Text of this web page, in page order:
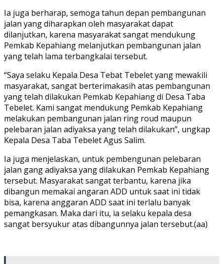
Ia juga berharap, semoga tahun depan pembangunan
jalan yang diharapkan oleh masyarakat dapat
dilanjutkan, karena masyarakat sangat mendukung
Pemkab Kepahiang melanjutkan pembangunan jalan
yang telah lama terbangkalai tersebut.
“Saya selaku Kepala Desa Tebat Tebelet yang mewakili
masyarakat, sangat berterimakasih atas pembangunan
yang telah dilakukan Pemkab Kepahiang di Desa Taba
Tebelet. Kami sangat mendukung Pemkab Kepahiang
melakukan pembangunan jalan ring roud maupun
pelebaran jalan adiyaksa yang telah dilakukan”, ungkap
Kepala Desa Taba Tebelet Agus Salim.
Ia juga menjelaskan, untuk pembengunan pelebaran
jalan gang adiyaksa yang dilakukan Pemkab Kepahiang
tersebut. Masyarakat sangat terbantu, karena jika
dibangun memakai angaran ADD untuk saat ini tidak
bisa, karena anggaran ADD saat ini terlalu banyak
pemangkasan. Maka dari itu, ia selaku kepala desa
sangat bersyukur atas dibangunnya jalan tersebut.(aa)